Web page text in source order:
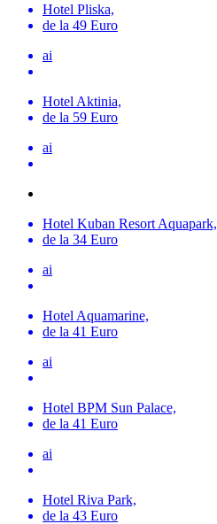
Hotel Pliska,
de la 49 Euro
ai
Hotel Aktinia,
de la 59 Euro
ai
Hotel Kuban Resort Aquapark,
de la 34 Euro
ai
Hotel Aquamarine,
de la 41 Euro
ai
Hotel BPM Sun Palace,
de la 41 Euro
ai
Hotel Riva Park,
de la 43 Euro